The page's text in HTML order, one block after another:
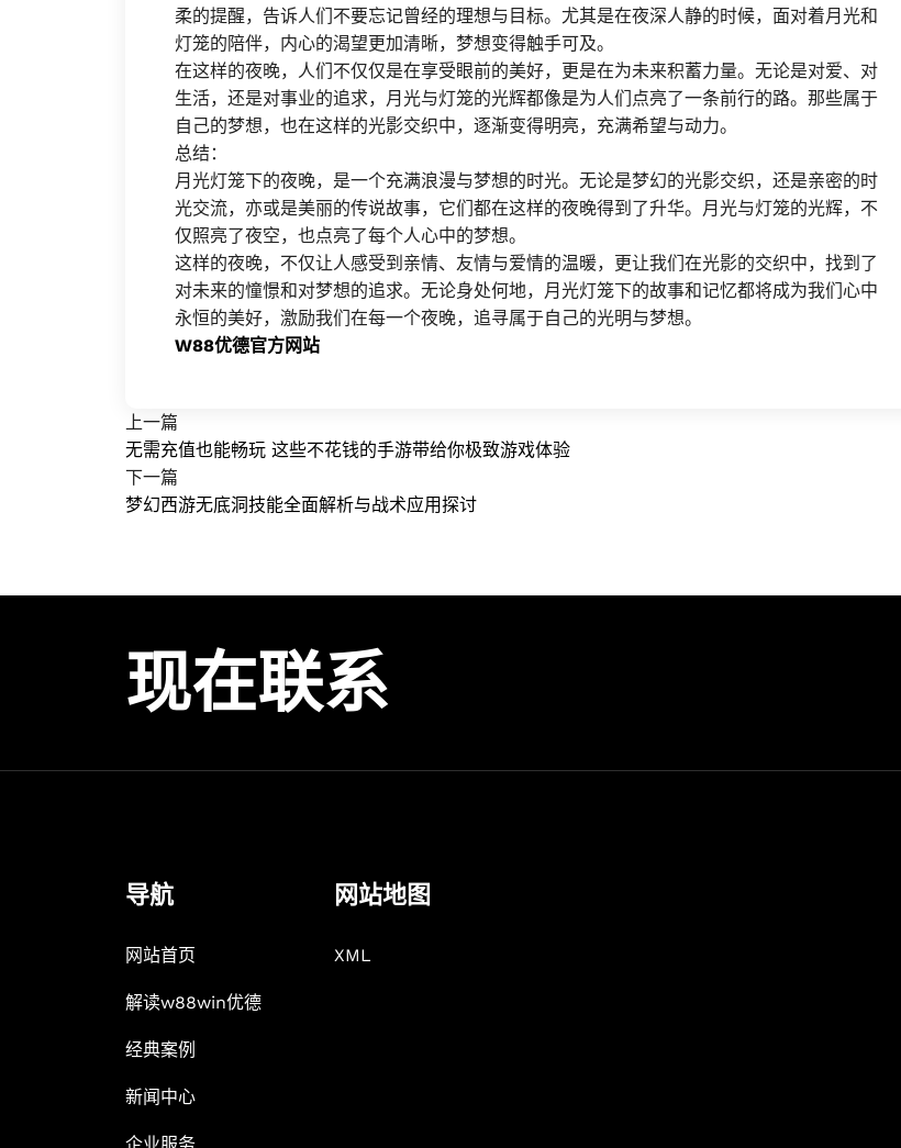
柔的提醒，告诉人们不要忘记曾经的理想与目标。尤其是在夜深人静的时候，面对着月光和
灯笼的陪伴，内心的渴望更加清晰，梦想变得触手可及。
在这样的夜晚，人们不仅仅是在享受眼前的美好，更是在为未来积蓄力量。无论是对爱、对
生活，还是对事业的追求，月光与灯笼的光辉都像是为人们点亮了一条前行的路。那些属于
自己的梦想，也在这样的光影交织中，逐渐变得明亮，充满希望与动力。
总结：
月光灯笼下的夜晚，是一个充满浪漫与梦想的时光。无论是梦幻的光影交织，还是亲密的时
光交流，亦或是美丽的传说故事，它们都在这样的夜晚得到了升华。月光与灯笼的光辉，不
仅照亮了夜空，也点亮了每个人心中的梦想。
这样的夜晚，不仅让人感受到亲情、友情与爱情的温暖，更让我们在光影的交织中，找到了
对未来的憧憬和对梦想的追求。无论身处何地，月光灯笼下的故事和记忆都将成为我们心中
永恒的美好，激励我们在每一个夜晚，追寻属于自己的光明与梦想。
W88优德官方网站
上一篇
无需充值也能畅玩 这些不花钱的手游带给你极致游戏体验
下一篇
梦幻西游无底洞技能全面解析与战术应用探讨
现在联系
导航
网站首页
解读w88win优德
经典案例
新闻中心
网站地图
XML